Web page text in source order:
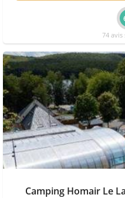
74 avis
Camping Homair Le